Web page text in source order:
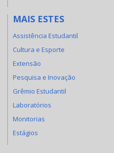
MAIS ESTES
Assistência Estudantil
Cultura e Esporte
Extensão
Pesquisa e Inovação
Grêmio Estudantil
Laboratórios
Monitorias
Estágios